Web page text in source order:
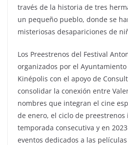
través de la historia de tres
un pequeño pueblo, donde se
misteriosas desapariciones de
Los Preestrenos del Festival
organizados por el
Kinépolis con el apoyo de
consolidar la conexión entre
nombres que integran el cine
de enero, el ciclo de
temporada consecutiva y en
eventos dedicados a las